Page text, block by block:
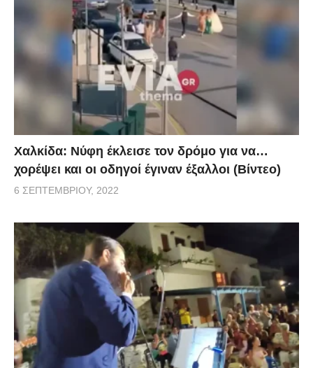
Χαλκίδα: Νύφη έκλεισε τον δρόμο για να…
χορέψει και οι οδηγοί έγιναν έξαλλοι (Βίντεο)
6 ΣΕΠΤΕΜΒΡΊΟΥ, 2022